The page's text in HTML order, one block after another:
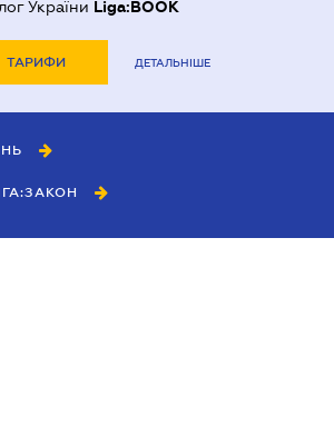
України Liga:BOOK
ТАРИФИ ДЕТАЛЬНІШЕ